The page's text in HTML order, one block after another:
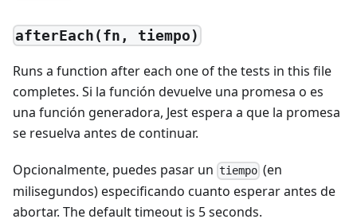
afterEach(fn, tiempo)
Runs a function after each one of the tests in this file
completes. Si la función devuelve una promesa o es
una función generadora, Jest espera a que la promesa
se resuelva antes de continuar.
Opcionalmente, puedes pasar un tiempo (en
milisegundos) especificando cuanto esperar antes de
abortar. The default timeout is 5 seconds.